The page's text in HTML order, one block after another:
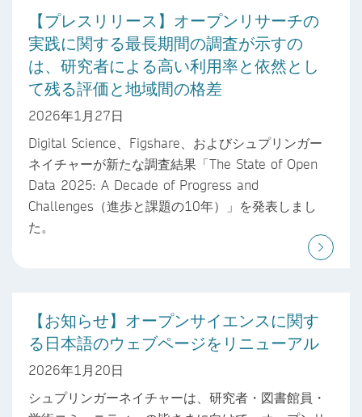
【プレスリリース】オープンリサーチの
実践に関する最長期間の調査が示すの
は、研究者による高い利用率と依然とし
て残る評価と地域間の格差
2026年1月27日
Digital Science、Figshare、およびシュプリンガー
ネイチャーが新たな調査結果「The State of Open
Data 2025: A Decade of Progress and
Challenges（進歩と課題の10年）」を発表しまし
た。
【お知らせ】オープンサイエンスに関す
る日本語のウェブページをリニューアル
2026年1月20日
シュプリンガーネイチャーは、研究者・図書館員・